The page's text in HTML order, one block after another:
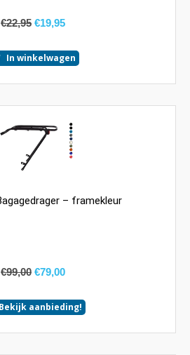
€22,95 €19,95
In winkelwagen
– framekleur
€99,00 €79,00
Bekijk aanbieding!